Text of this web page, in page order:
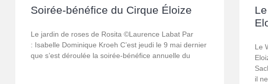
Soirée-bénéfice du Cirque Éloize
Le jardin de roses de Rosita ©Laurence Labat Par
: Isabelle Dominique Kroeh C’est jeudi le 9 mai dernier
que s’est déroulée la soirée-bénéfice annuelle du
Le
il